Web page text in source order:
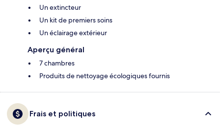
Un extincteur
Un kit de premiers soins
Un éclairage extérieur
Aperçu général
7 chambres
Produits de nettoyage écologiques fournis
Frais et politiques